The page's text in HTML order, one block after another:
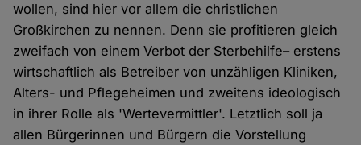
wollen, sind hier vor allem die christlichen
Großkirchen zu nennen. Denn sie profitieren gleich
zweifach von einem Verbot der Sterbehilfe– erstens
wirtschaftlich als Betreiber von unzähligen Kliniken,
Alters- und Pflegeheimen und zweitens ideologisch
in ihrer Rolle als 'Wertevermittler'. Letztlich soll ja
allen Bürgerinnen und Bürgern die Vorstellung